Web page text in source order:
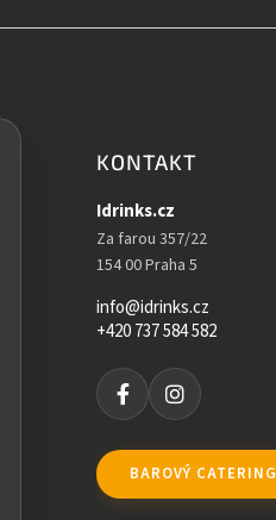
KONTAKT
Idrinks.cz
Za farou 357/22
154 00 Praha 5
info@idrinks.cz
+420 737 584 582
BAROVÝ CATERING